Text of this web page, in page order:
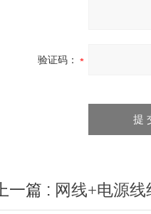
验证码：
上一篇 : 网线+电源线